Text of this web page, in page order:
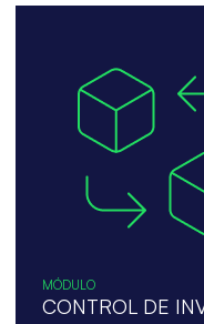
MÓDULO
CONTROL DE